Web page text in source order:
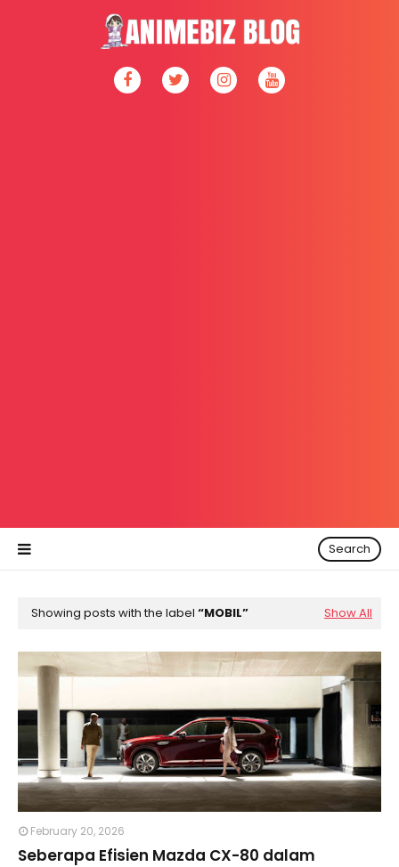
Search
Showing posts with the label MOBIL Show All
February 20, 2026
Seberapa Efisien Mazda CX-80 dalam